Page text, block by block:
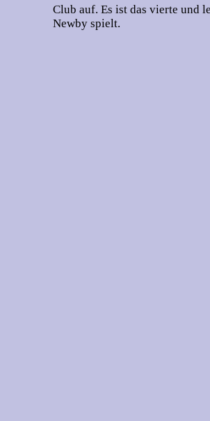
Club auf. Es ist das vierte und
Newby spielt.